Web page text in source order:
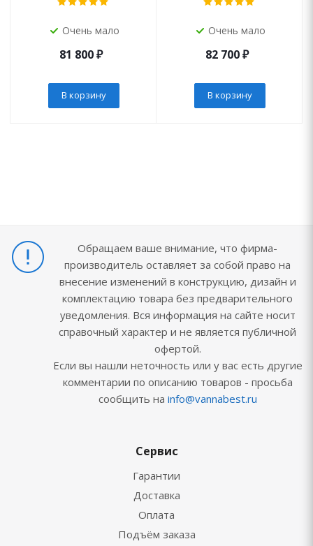
Очень мало
81 800₽
В корзину
Очень мало
82 700₽
В корзину
Обращаем ваше внимание, что фирма-
производитель оставляет за собой право на
внесение изменений в конструкцию, дизайн и
комплектацию товара без предварительного
уведомления. Вся информация на сайте носит
справочный характер и не является публичной
офертой.
Если вы нашли неточность или у вас есть другие
комментарии по описанию товаров - просьба
сообщить на info@vannabest.ru
Сервис
Гарантии
Доставка
Оплата
Подъём заказа